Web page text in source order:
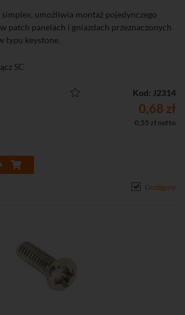
umożliwia montaż pojedynczego
patch panelach i gniazdach przeznaczonych
typu keystone.
SC
Kod: J2314
0,68 zł
0,55 zł netto
Dostępny